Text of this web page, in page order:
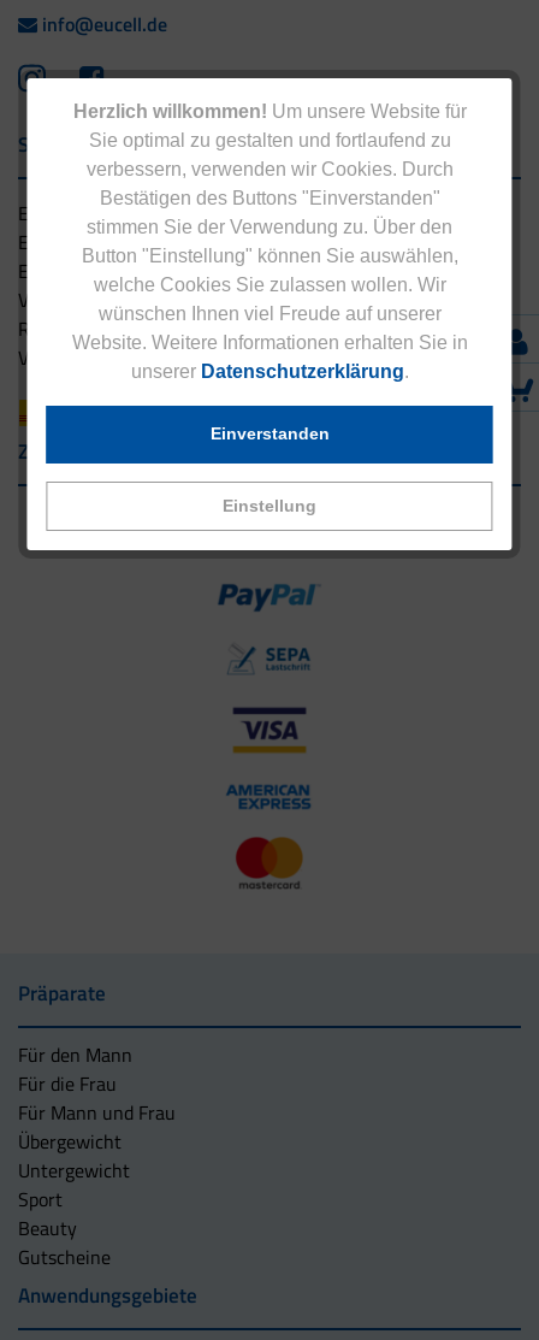
Herzlich willkommen! Um unsere Website für
Sie optimal zu gestalten und fortlaufend zu
verbessern, verwenden wir Cookies. Durch
Bestätigen des Buttons "Einverstanden"
stimmen Sie der Verwendung zu. Über den
Button "Einstellung" können Sie auswählen,
welche Cookies Sie zulassen wollen. Wir
wünschen Ihnen viel Freude auf unserer
Website. Weitere Informationen erhalten Sie in
unserer Datenschutzerklärung.
Einstellung
Einverstanden
info@eucell.de
Service & Versand
Eucell Gesundheitsservice
Eucell Ernährungscoach
Eucell Fitness Coach
Versandbedingungen
Rücksendung
Versandpartner innerhalb Deutschlands
Zahlungsarten
Präparate
Für den Mann
Für die Frau
Für Mann und Frau
Übergewicht
Untergewicht
Sport
Beauty
Gutscheine
Anwendungsgebiete